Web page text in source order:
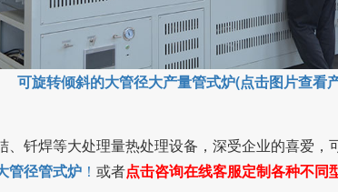
可旋转倾斜的大管径大产量管式炉(点击图片查看
钎焊等大处理量热处理设备，深受企业的喜爱
管径管式炉 ！ 或者点击咨询在线客服定制各种不同